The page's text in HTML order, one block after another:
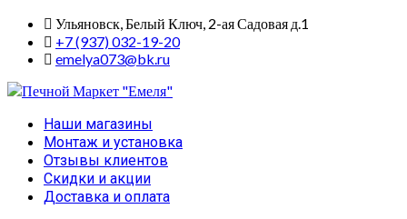
Skip
content
Ульяновск, Белый Ключ, 2-ая Садовая д.1
+7 (937) 032-19-20
emelya073@bk.ru
Primary
Menu
Наши магазины
Монтаж и установка
Отзывы клиентов
Скидки и акции
Доставка и оплата